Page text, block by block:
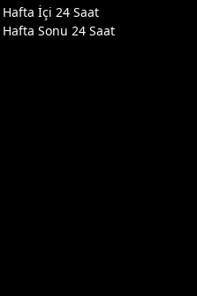
Hafta İçi 24 Saat
Hafta Sonu 24 Saat